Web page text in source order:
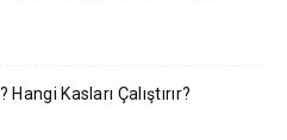
Kasları Çalıştırır?